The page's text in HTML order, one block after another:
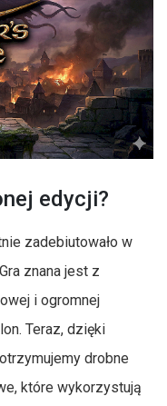
edycji?
zadebiutowało w
znana jest z
i ogromnej
Teraz, dzięki
drobne
które wykorzystują